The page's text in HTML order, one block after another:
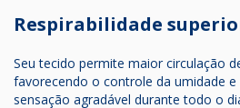
Respirabilidade
Seu tecido permite maior circulação
favorecendo o controle da umidade
sensação agradável durante todo o